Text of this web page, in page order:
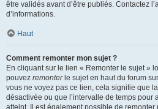
être validés avant d’être publiés. Contactez
d’informations.
Haut
Comment remonter mon sujet ?
En cliquant sur le lien « Remonter le sujet »
pouvez remonterle sujet en haut du forum
vous ne voyez pas ce lien, cela signifie que
désactivée ou que l’intervalle de temps pour
atteint. Il est également possible de